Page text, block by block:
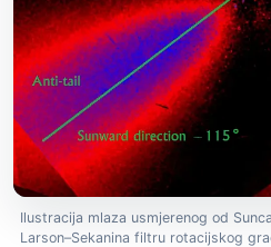
Ilustracija mlaza usmjerenog od
Larson–Sekanina filtru rotacijskog